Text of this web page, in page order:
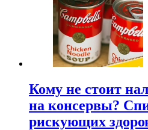
Кому не стоит
на консервы?
рискующих